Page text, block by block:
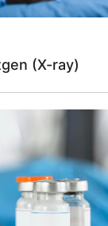
(X-ray)